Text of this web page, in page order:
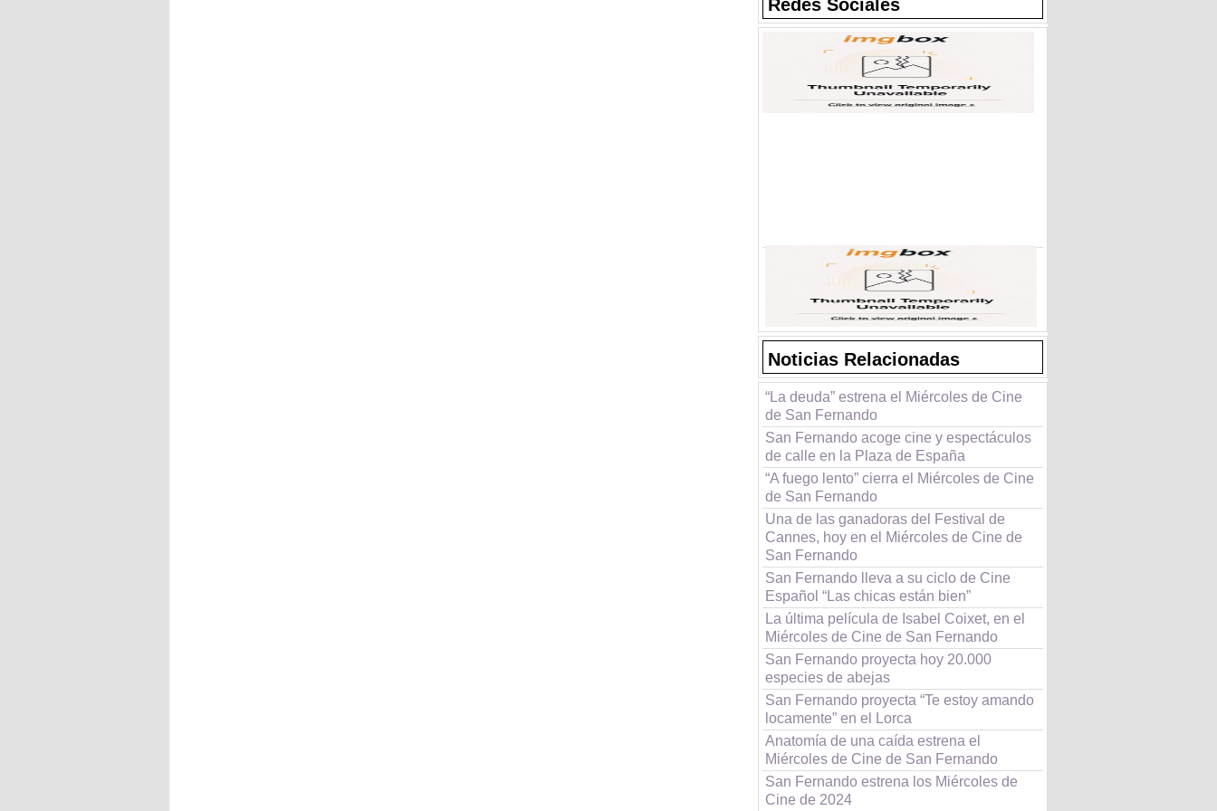
Redes Sociales
Noticias Relacionadas
“La deuda” estrena el Miércoles de Cine
de San Fernando
San Fernando acoge cine y espectáculos
de calle en la Plaza de España
“A fuego lento” cierra el Miércoles de Cine
de San Fernando
Una de las ganadoras del Festival de
Cannes, hoy en el Miércoles de Cine de
San Fernando
San Fernando lleva a su ciclo de Cine
Español “Las chicas están bien”
La última película de Isabel Coixet, en el
Miércoles de Cine de San Fernando
San Fernando proyecta hoy 20.000
especies de abejas
San Fernando proyecta “Te estoy amando
locamente” en el Lorca
Anatomía de una caída estrena el
Miércoles de Cine de San Fernando
San Fernando estrena los Miércoles de
Cine de 2024